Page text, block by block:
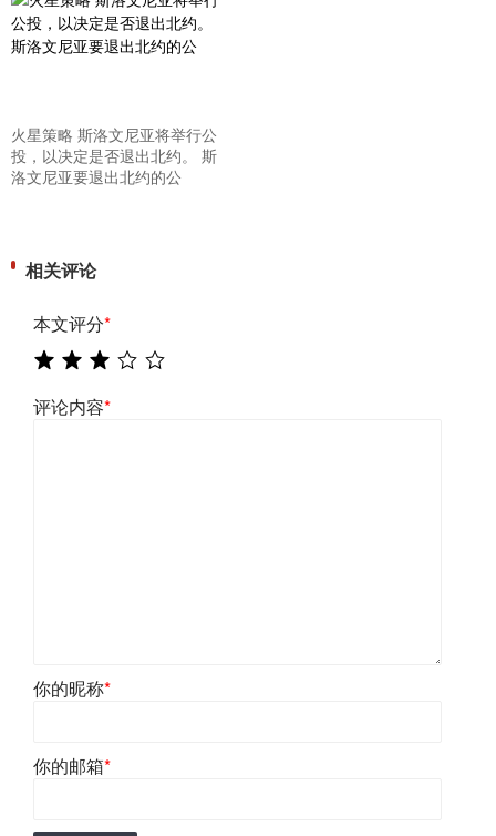
火星策略 斯洛文尼亚将举行公
投，以决定是否退出北约。 斯
洛文尼亚要退出北约的公
相关评论
本文评分*
评论内容*
你的昵称*
你的邮箱*